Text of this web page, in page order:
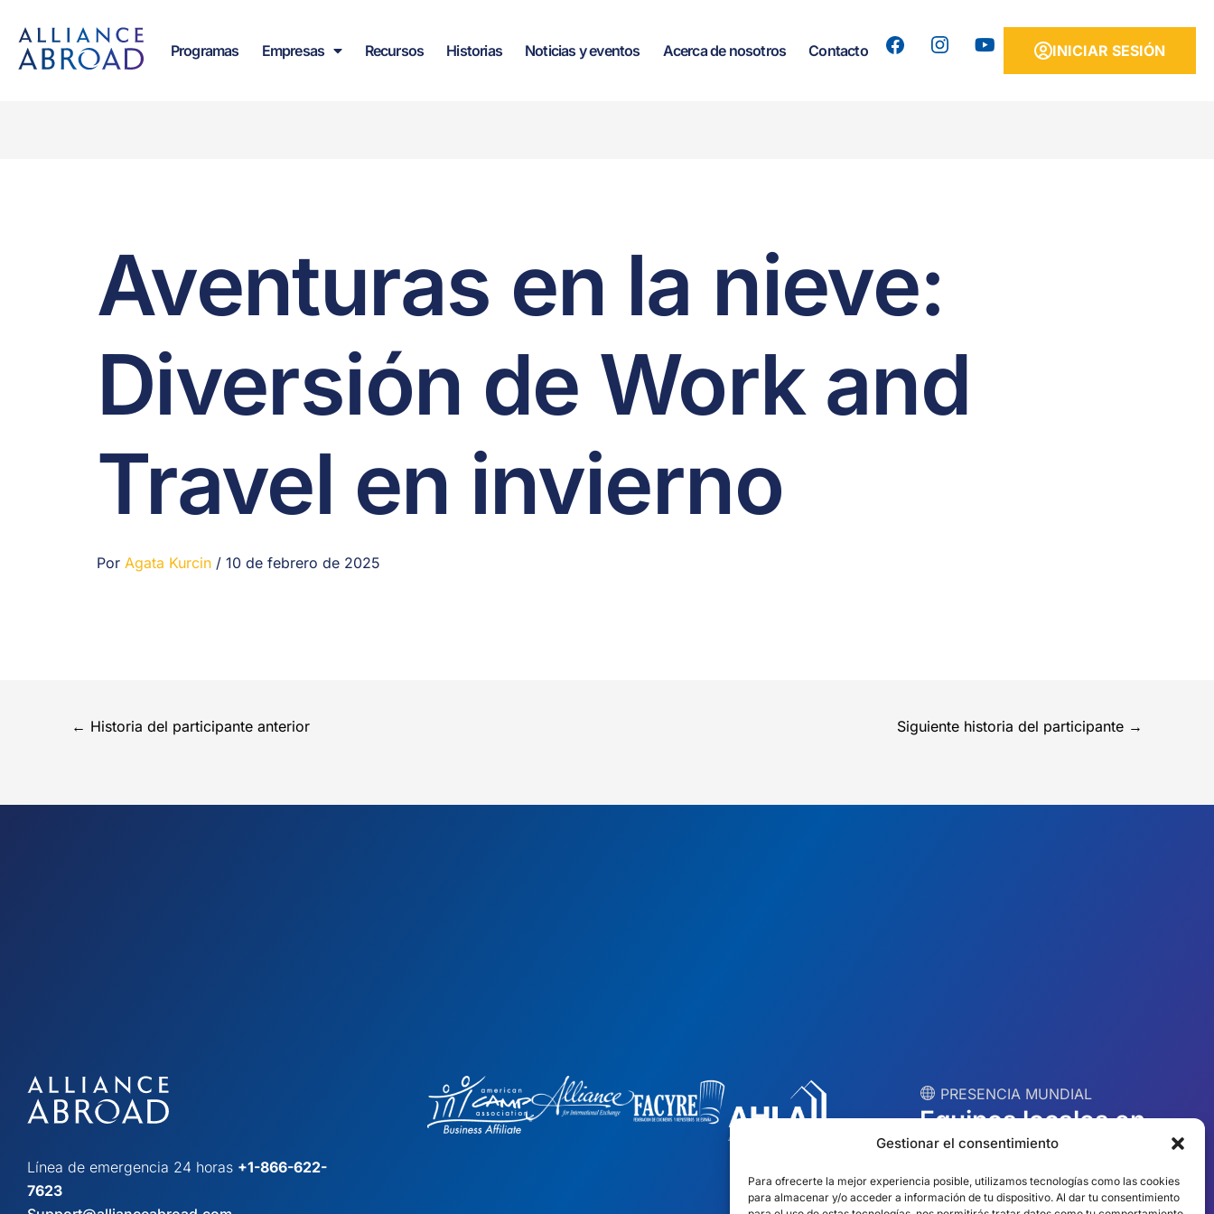
Gestionar el consentimiento
Para ofrecerte la mejor experiencia posible, utilizamos tecnologías como las cookies
para almacenar y/o acceder a información de tu dispositivo. Al dar tu consentimiento
Programas Empresas Recursos Historias Noticias y eventos Acerca de nosotros Contacto INICIAR SESIÓN
Aventuras en la nieve:
Diversión de Work and
Travel en invierno
Por Agata Kurcin / 10 de febrero de 2025
← Historia del participante anterior Siguiente historia del participante →
Línea de emergencia 24 horas +1-866-622-
7623
︎ PRESENCIA MUNDIAL
Equipos locales en
10 países
EE.UU. Irlanda